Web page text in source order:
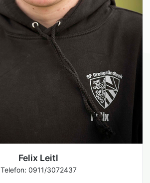
Felix Leitl
Telefon: 0911/3072437